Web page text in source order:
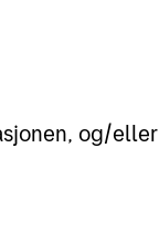
og/eller